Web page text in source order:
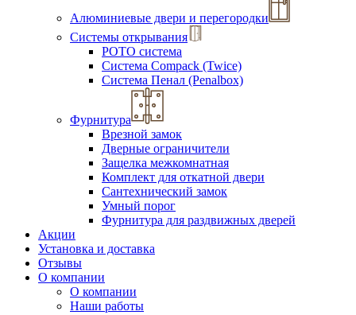
Алюминиевые двери и перегородки
Системы открывания
РОТО система
Система Compack (Twice)
Система Пенал (Penalbox)
Фурнитура
Врезной замок
Дверные ограничители
Защелка межкомнатная
Комплект для откатной двери
Сантехнический замок
Умный порог
Фурнитура для раздвижных дверей
Акции
Установка и доставка
Отзывы
О компании
О компании
Наши работы